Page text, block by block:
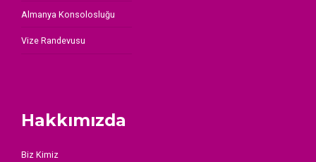
Almanya Konsolosluğu
Vize Randevusu
Hakkımızda
Biz Kimiz